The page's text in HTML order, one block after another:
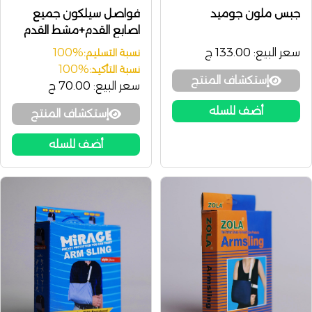
جبس ملون جوميد
سعر البيع: 133.00 ج
إستكشاف المنتج
أضف للسله
فواصل سيلكون جميع
اصابع القدم+مشط القدم
Toe Corrector
نسبة التسليم:100%
نسبة التأكيد:100%
سعر البيع: 70.00 ج
إستكشاف المنتج
أضف للسله